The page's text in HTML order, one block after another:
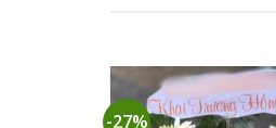
-27%